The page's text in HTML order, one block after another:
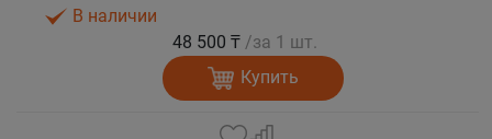
В наличии
48 500 ₸ /за 1 шт.
Купить